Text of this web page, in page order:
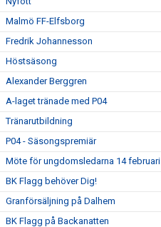
Malmö FF-Elfsborg
Fredrik Johannesson
Höstsäsong
Alexander Berggren
A-laget tränade med P04
Tränarutbildning
P04 - Säsongspremiär
Möte för ungdomsledarna 14 februari
BK Flagg behöver Dig!
Granförsäljning på Dalhem
BK Flagg på Backanatten